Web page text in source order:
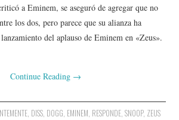
a Eminem, se aseguró de agregar que no
los dos, pero parece que su alianza ha
del aplauso de Eminem en «Zeus».
Continue Reading →
, DISS, DOGG, EMINEM, RESPONDE, SNOOP, ZEUS